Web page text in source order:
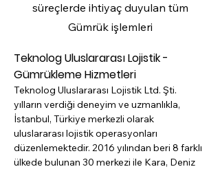
süreçlerde ihtiyaç duyulan tüm
Gümrük işlemleri
Teknolog Uluslararası Lojistik -
Gümrükleme Hizmetleri
Teknolog Uluslararası Lojistik Ltd. Şti.
yılların verdiği deneyim ve uzmanlıkla,
İstanbul, Türkiye merkezli olarak
uluslararası lojistik operasyonları
düzenlemektedir. 2016 yılından beri 8 farklı
ülkede bulunan 30 merkezi ile Kara, Deniz